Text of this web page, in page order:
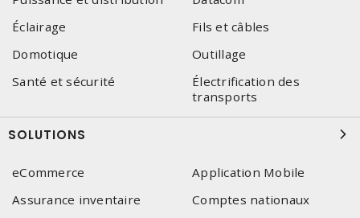
Éclairage
Fils et câbles
Domotique
Outillage
Santé et sécurité
Électrification des
transports
SOLUTIONS
eCommerce
Application Mobile
Assurance inventaire
Comptes nationaux